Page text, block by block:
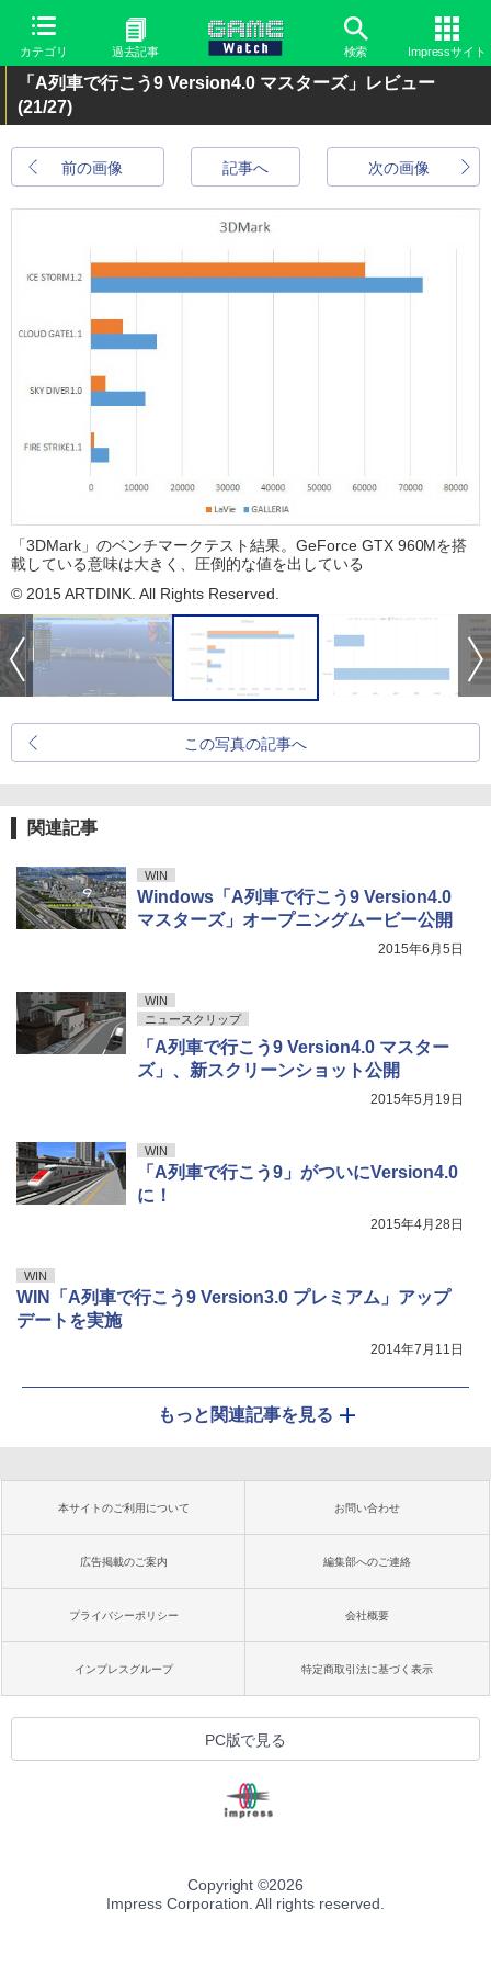
カテゴリ 過去記事 検索 Impressサイト
「A列車で行こう9 Version4.0 マスターズ」レビュー
(21/27)
前の画像 次の画像
記事へ
「3DMark」のベンチマークテスト結果。GeForce GTX 960Mを搭
載している意味は大きく、圧倒的な値を出している
© 2015 ARTDINK. All Rights Reserved.
この写真の記事へ
関連記事
WIN
Windows「A列車で行こう9 Version4.0
マスターズ」オープニングムービー公開
2015年6月5日
WIN
ニュースクリップ
「A列車で行こう9 Version4.0 マスター
ズ」、新スクリーンショット公開
2015年5月19日
WIN
「A列車で行こう9」がついにVersion4.0
に！
2015年4月28日
WIN
WIN「A列車で行こう9 Version3.0 プレミアム」アップ
デートを実施
2014年7月11日
もっと関連記事を見る
本サイトのご利用について お問い合わせ
広告掲載のご案内 編集部へのご連絡
プライバシーポリシー 会社概要
インプレスグループ 特定商取引法に基づく表示
PC版で見る
Copyright ©2026
Impress Corporation. All rights reserved.